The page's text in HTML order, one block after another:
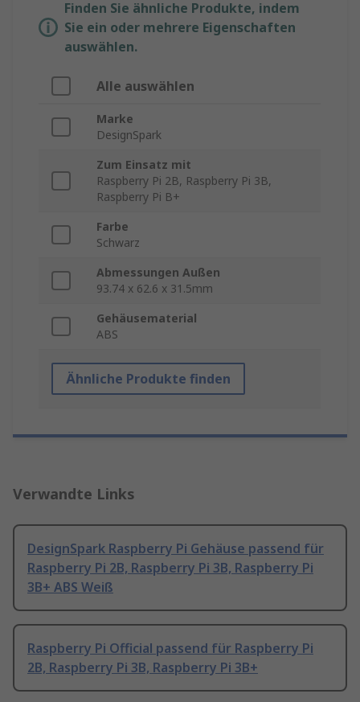
Finden Sie ähnliche Produkte, indem
Sie ein oder mehrere Eigenschaften
auswählen.
Alle auswählen
Marke
DesignSpark
Zum Einsatz mit
Raspberry Pi 2B, Raspberry Pi 3B,
Raspberry Pi B+
Farbe
Schwarz
Abmessungen Außen
93.74 x 62.6 x 31.5mm
Gehäusematerial
ABS
Ähnliche Produkte finden
Verwandte Links
DesignSpark Raspberry Pi Gehäuse passend für
Raspberry Pi 2B, Raspberry Pi 3B, Raspberry Pi
3B+ ABS Weiß
Raspberry Pi Official passend für Raspberry Pi
2B, Raspberry Pi 3B, Raspberry Pi 3B+